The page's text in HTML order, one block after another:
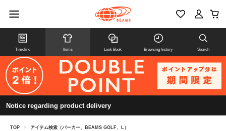
Timeline Items Look Book Browsing history Search
Notice regarding product delivery
TOP > アイテム検索（パーカー、BEAMS GOLF、L）